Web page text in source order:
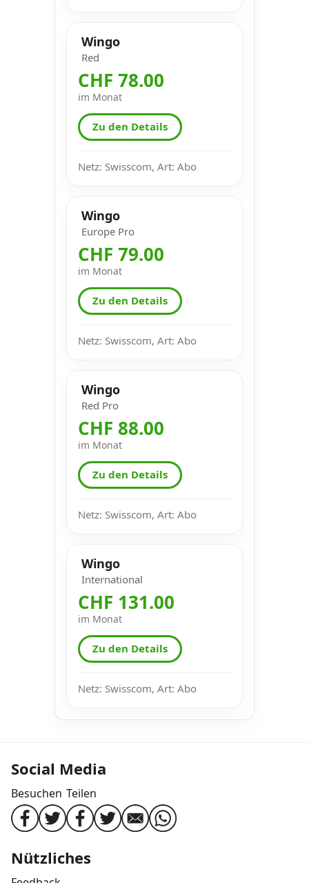
Wingo
Red
CHF 78.00
im Monat
Zu den Details
Netz: Swisscom, Art: Abo
Wingo
Europe Pro
CHF 79.00
im Monat
Zu den Details
Netz: Swisscom, Art: Abo
Wingo
Red Pro
CHF 88.00
im Monat
Zu den Details
Netz: Swisscom, Art: Abo
Wingo
International
CHF 131.00
im Monat
Zu den Details
Netz: Swisscom, Art: Abo
Social Media
Besuchen Teilen
Nützliches